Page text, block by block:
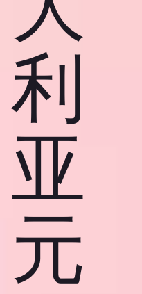
利
亚
元